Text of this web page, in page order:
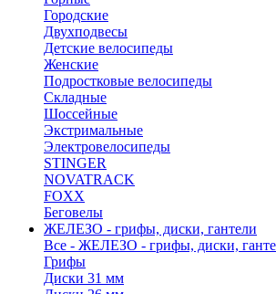
Городские
Двухподвесы
Детские велосипеды
Женские
Подростковые велосипеды
Складные
Шоссейные
Экстримальные
Электровелосипеды
STINGER
NOVATRACK
FOXX
Беговелы
ЖЕЛЕЗО - грифы, диски, гантели
Все - ЖЕЛЕЗО - грифы, диски,
Грифы
Диски 31 мм